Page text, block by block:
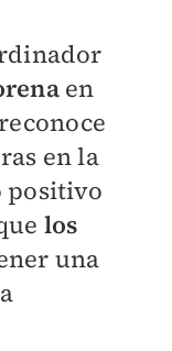
en
en la
positivo
los
una